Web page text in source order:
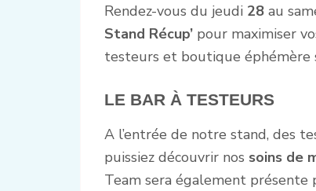
Rendez-vous du jeudi 28 au
Stand Récup’ pour maximiser
testeurs et boutique éphémère
LE BAR À TESTEURS
A l’entrée de notre stand, des
puissiez découvrir nos soins de
Team sera également